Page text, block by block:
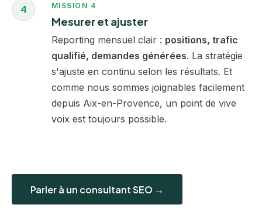
4 MISSION 4
Mesurer et ajuster
Reporting mensuel clair : positions, trafic
qualifié, demandes générées. La stratégie
s'ajuste en continu selon les résultats. Et
comme nous sommes joignables facilement
depuis Aix-en-Provence, un point de vive
voix est toujours possible.
Parler à un consultant SEO →